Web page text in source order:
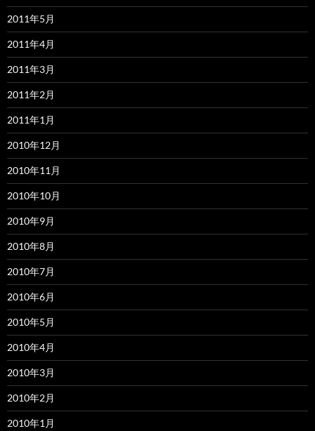
2011年5月
2011年4月
2011年3月
2011年2月
2011年1月
2010年12月
2010年11月
2010年10月
2010年9月
2010年8月
2010年7月
2010年6月
2010年5月
2010年4月
2010年3月
2010年2月
2010年1月